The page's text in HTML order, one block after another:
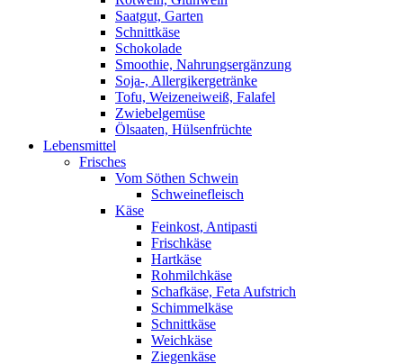
Saatgut, Garten
Schnittkäse
Schokolade
Smoothie, Nahrungsergänzung
Soja-, Allergikergetränke
Tofu, Weizeneiweiß, Falafel
Zwiebelgemüse
Ölsaaten, Hülsenfrüchte
Lebensmittel
Frisches
Vom Söthen Schwein
Schweinefleisch
Käse
Feinkost, Antipasti
Frischkäse
Hartkäse
Rohmilchkäse
Schafkäse, Feta Aufstrich
Schimmelkäse
Schnittkäse
Weichkäse
Ziegenkäse